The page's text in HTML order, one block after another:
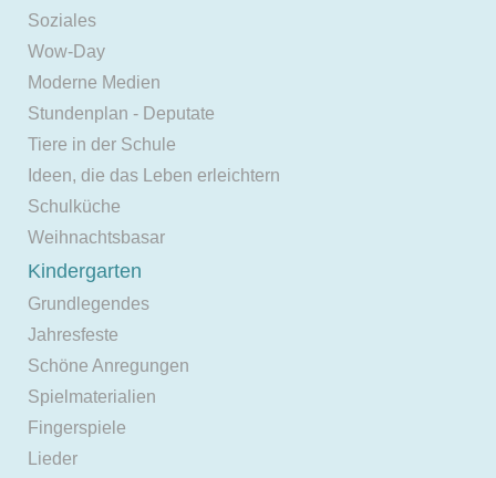
Soziales
Wow-Day
Moderne Medien
Stundenplan - Deputate
Tiere in der Schule
Ideen, die das Leben erleichtern
Schulküche
Weihnachtsbasar
Kindergarten
Grundlegendes
Jahresfeste
Schöne Anregungen
Spielmaterialien
Fingerspiele
Lieder